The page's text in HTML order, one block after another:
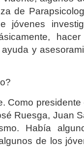
de
jóvenes
y
Como
Ruesga, Juan
Había
de los